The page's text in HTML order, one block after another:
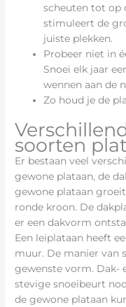
scheuten tot op
stimuleert de
juiste plekken.
Probeer niet in
Snoei elk jaar
wennen aan de
Zo houd je de
soorten
Er bestaan veel
gewone plataan, de
gewone plataan
ronde kroon. De
er een dakvorm
Een leiplataan heeft
muur. De manier van
gewenste vorm. Dak-
stevige snoeibeurt
de gewone plataan